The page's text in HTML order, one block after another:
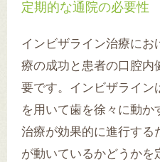
定期的な通院の必要性
インビザライン治療にお
療の成功と患者の口腔内
要です。インビザライン
を用いて歯を徐々に動
治療が効果的に進行する
が動いているかどうかを